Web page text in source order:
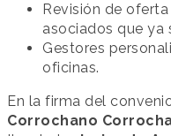
Revisión de
asociados que ya
Gestores
oficinas.
En la firma del
Corrochano